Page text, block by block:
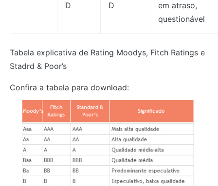
D D
em atraso,
questionável
Tabela explicativa de Rating Moodys, Fitch Ratings e
Stadrd & Poor’s
Confira a tabela para download: